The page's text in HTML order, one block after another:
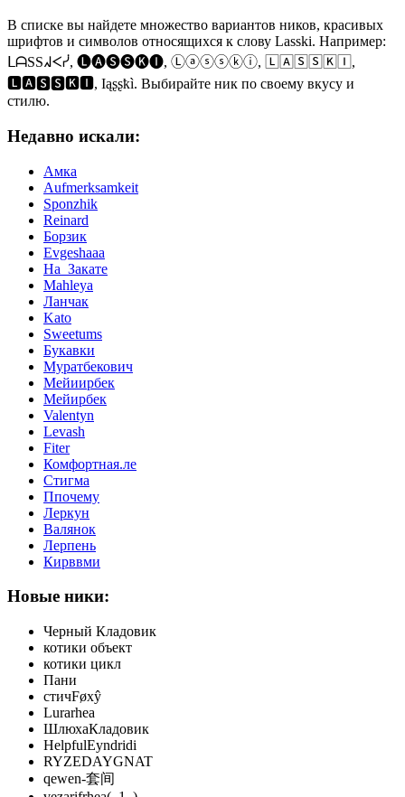
В списке вы найдете множество вариантов ников, красивых
шрифтов и символов относящихся к слову Lasski. Например:
ᒪᗩSSᖽᐸᓰ, 🅛🅐🅢🅢🅚🅘, Ⓛⓐⓢⓢⓚⓘ, 🄻🄰🅂🅂🄺🄸,
🅻🅰🆂🆂🅺🅸, Ӏąʂʂҟì. Выбирайте ник по своему вкусу и
стилю.
Недавно искали:
Амка
Aufmerksamkeit
Sponzhik
Reinard
Борзик
Evgeshaaa
На_Закате
Mahleya
Ланчак
Kato
Sweetums
Букавки
Муратбекович
Мейиирбек
Мейирбек
Valentyn
Levash
Fiter
Комфортная.ле
Стигма
Ппочему
Леркун
Валянок
Лерпень
Кирввми
Новые ники:
Черный Кладовик
котики объект
котики цикл
Пани
стичFøxŷ
Lurarhea
ШлюхаКладовик
HelpfulEyndridi
RYZEDAYGNAT
qewen-套间